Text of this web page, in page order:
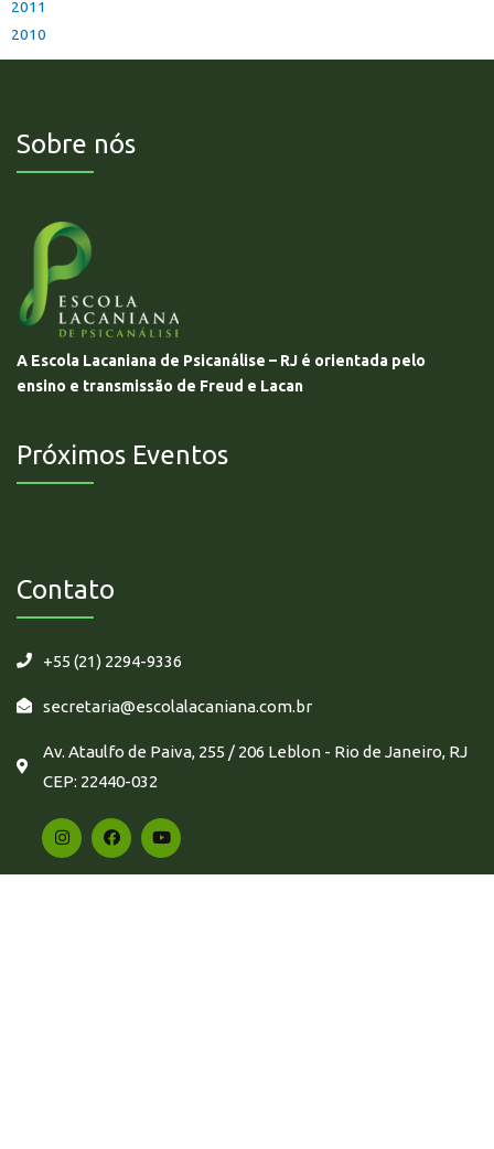
2011
2010
Sobre nós
A Escola Lacaniana de Psicanálise – RJ é orientada pelo
ensino e transmissão de Freud e Lacan
Próximos Eventos
Contato
+55 (21) 2294-9336
secretaria@escolalacaniana.com.br
Av. Ataulfo de Paiva, 255 / 206 Leblon - Rio de Janeiro, RJ
CEP: 22440-032